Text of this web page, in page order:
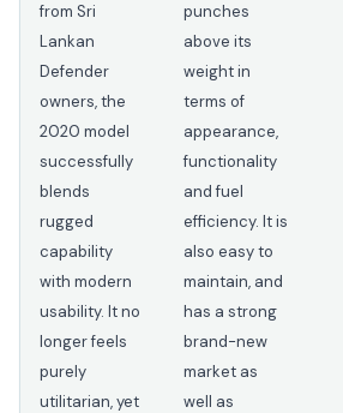
from Sri
Lankan
Defender
owners, the
2020 model
successfully
blends
rugged
capability
with modern
usability. It no
longer feels
purely
utilitarian, yet
punches
above its
weight in
terms of
appearance,
functionality
and fuel
efficiency. It is
also easy to
maintain, and
has a strong
brand-new
market as
well as